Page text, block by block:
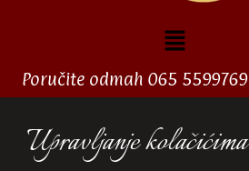
Poručite odmah 065 5599769
Upravljanje kolačićima